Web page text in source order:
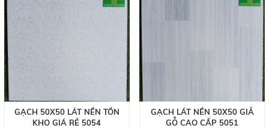
GẠCH 50X50 LÁT NỀN TỒN
KHO GIÁ RẺ 5054
GẠCH LÁT NỀN 50X50 GIẢ
GỖ CAO CẤP 5051